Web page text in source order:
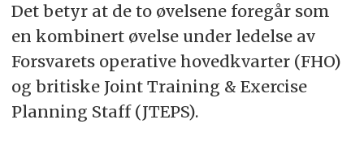
Det betyr at de to øvelsene foregår som
en kombinert øvelse under ledelse av
Forsvarets operative hovedkvarter (FHO)
og britiske Joint Training & Exercise
Planning Staff (JTEPS).